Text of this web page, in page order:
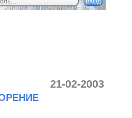
21-02-2003